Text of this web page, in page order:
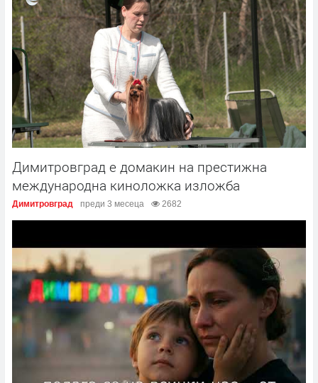
Димитровград е домакин на престижна
международна киноложка изложба
Димитровград преди 3 месеца 2682